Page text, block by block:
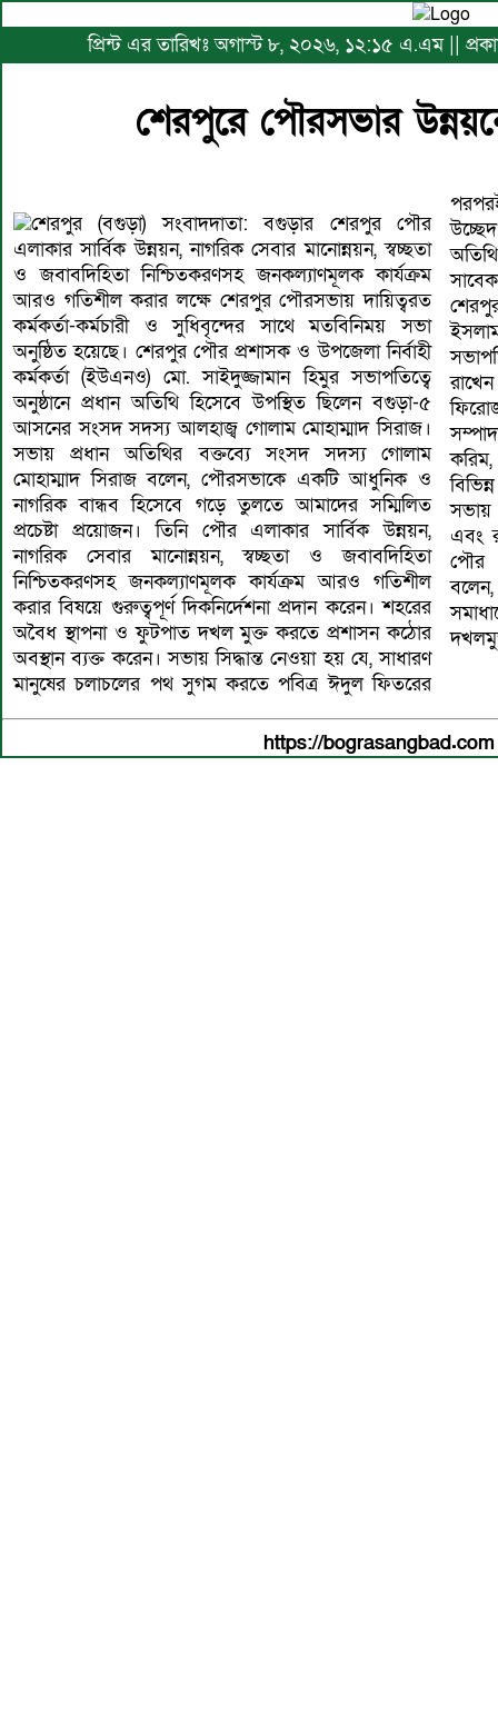
প্রিন্ট এর তারিখঃ অগাস্ট ৮, ২০২৬, ১২:১৫ এ.এম ||
শেরপুরে পৌরসভার
শেরপুর (বগুড়া) সংবাদদাতা: বগুড়ার শেরপুর পৌর
এলাকার সার্বিক উন্নয়ন, নাগরিক সেবার মানোন্নয়ন, স্বচ্ছতা
ও জবাবদিহিতা নিশ্চিতকরণসহ জনকল্যাণমূলক কার্যক্রম
আরও গতিশীল করার লক্ষে শেরপুর পৌরসভায় দায়িত্বরত
কর্মকর্তা-কর্মচারী ও সুধিবৃন্দের সাথে মতবিনিময় সভা
অনুষ্ঠিত হয়েছে। শেরপুর পৌর প্রশাসক ও উপজেলা নির্বাহী
কর্মকর্তা (ইউএনও) মো. সাইদুজ্জামান হিমুর সভাপতিত্বে
অনুষ্ঠানে প্রধান অতিথি হিসেবে উপস্থিত ছিলেন বগুড়া-৫
আসনের সংসদ সদস্য আলহাজ্ব গোলাম মোহাম্মাদ সিরাজ।
সভায় প্রধান অতিথির বক্তব্যে সংসদ সদস্য গোলাম
মোহাম্মাদ সিরাজ বলেন, পৌরসভাকে একটি আধুনিক ও
নাগরিক বান্ধব হিসেবে গড়ে তুলতে আমাদের সম্মিলিত
প্রচেষ্টা প্রয়োজন। তিনি পৌর এলাকার সার্বিক উন্নয়ন,
নাগরিক সেবার মানোন্নয়ন, স্বচ্ছতা ও জবাবদিহিতা
নিশ্চিতকরণসহ জনকল্যাণমূলক কার্যক্রম আরও গতিশীল
করার বিষয়ে গুরুত্বপূর্ণ দিকনির্দেশনা প্রদান করেন। শহরের
অবৈধ স্থাপনা ও ফুটপাত দখল মুক্ত করতে প্রশাসন কঠোর
অবস্থান ব্যক্ত করেন। সভায় সিদ্ধান্ত নেওয়া হয় যে, সাধারণ
মানুষের চলাচলের পথ সুগম করতে পবিত্র ঈদুল ফিতরের
সভায়
এবং
পৌর
https://